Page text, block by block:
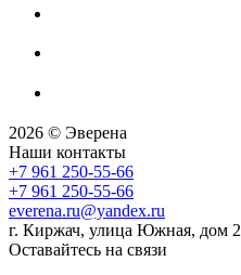
2026 © Эверена
Наши контакты
+7 961 250-55-66
+7 961 250-55-66
everena.ru@yandex.ru
г. Киржач, улица Южная, дом 2
Оставайтесь на связи